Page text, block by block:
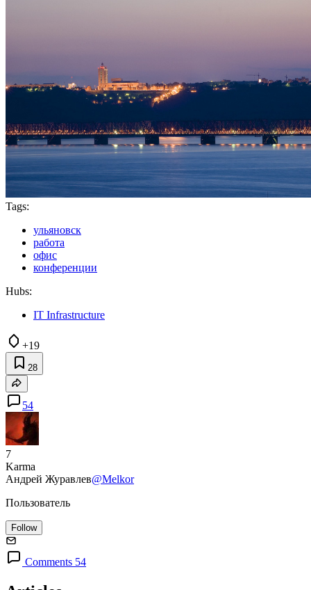
Tags:
ульяновск
работа
офис
конференции
Hubs:
IT Infrastructure
+19
28
54
7
Karma
Андрей Журавлев@Melkor
Пользователь
Follow
Comments 54